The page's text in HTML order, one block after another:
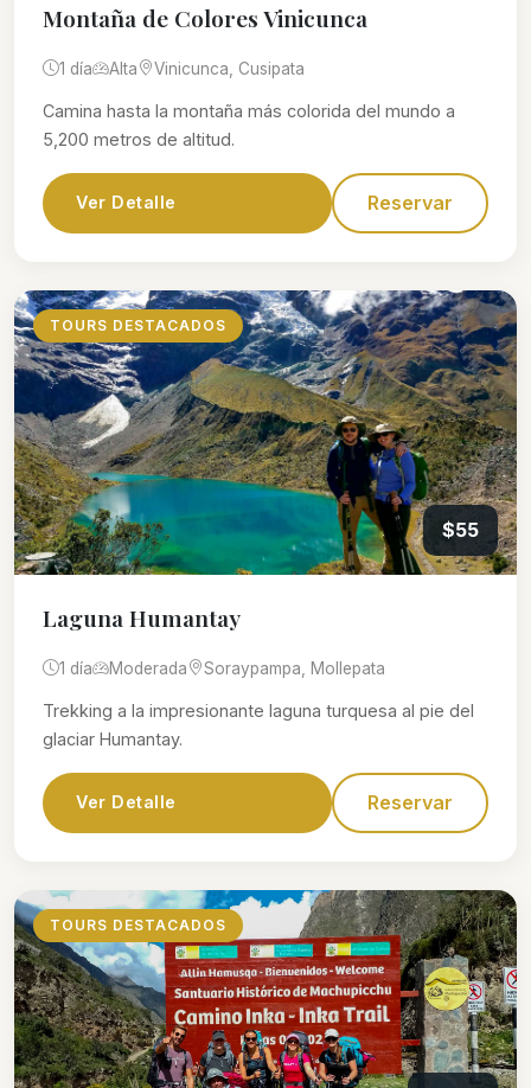
Montaña de Colores Vinicunca
1 día Alta Vinicunca, Cusipata
Camina hasta la montaña más colorida del mundo a
5,200 metros de altitud.
Ver Detalle Reservar
TOURS DESTACADOS
$55
Laguna Humantay
1 día Moderada Soraypampa, Mollepata
Trekking a la impresionante laguna turquesa al pie del
glaciar Humantay.
Ver Detalle Reservar
TOURS DESTACADOS